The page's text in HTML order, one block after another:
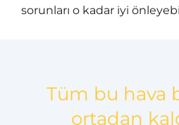
sorunları o kadar iyi
Tüm bu hava
ortadan